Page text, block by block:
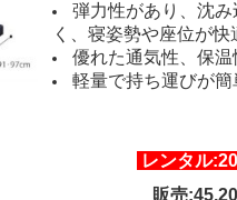
弾力性があり、沈み
く、寝姿勢や座位が快
優れた通気性、保温
軽量で持ち運びが簡
レンタル
販売